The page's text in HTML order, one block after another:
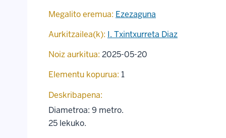
Megalito eremua: Ezezaguna
Aurkitzailea(k): I. Txintxurreta Diaz
Noiz aurkitua: 2025-05-20
Elementu kopurua: 1
Deskribapena:
Diametroa: 9 metro.
25 lekuko.